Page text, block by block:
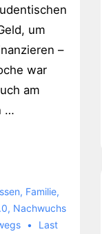
um
–
war
am
…
, Familie,
, Nachwuchs
Last